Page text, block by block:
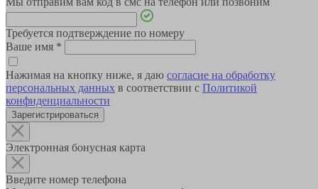
Требуется подтверждение по номеру
Ваше имя *
Нажимая на кнопку ниже, я даю согласие на обработку
персональных данных в соответствии с Политикой
конфиденциальности
Зарегистрироваться
Электронная бонусная карта
Введите номер телефона